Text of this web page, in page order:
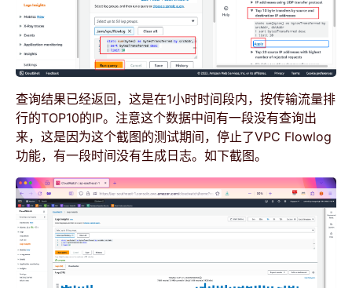
查询结果已经返回，这是在1小时时间段内，按传输流量排
行的TOP10的IP。注意这个数据中间有一段没有查询出
来，这是因为这个截图的测试期间，停止了VPC Flowlog
功能，有一段时间没有生成日志。如下截图。